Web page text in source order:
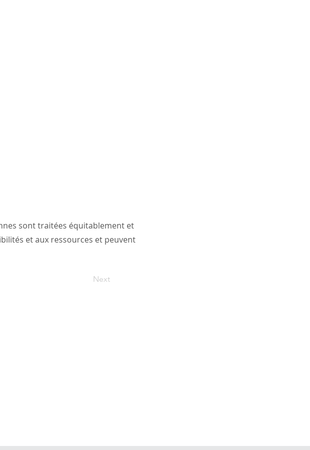
sont traitées équitablement et
et aux ressources et peuvent
Next